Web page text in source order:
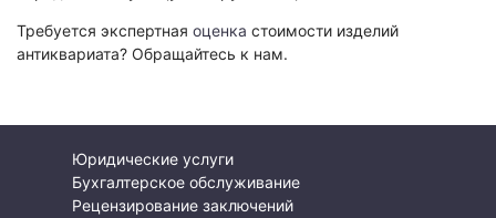
Требуется экспертная оценка стоимости изделий
антиквариата? Обращайтесь к нам.
Юридические услуги
Бухгалтерское обслуживание
Рецензирование заключений